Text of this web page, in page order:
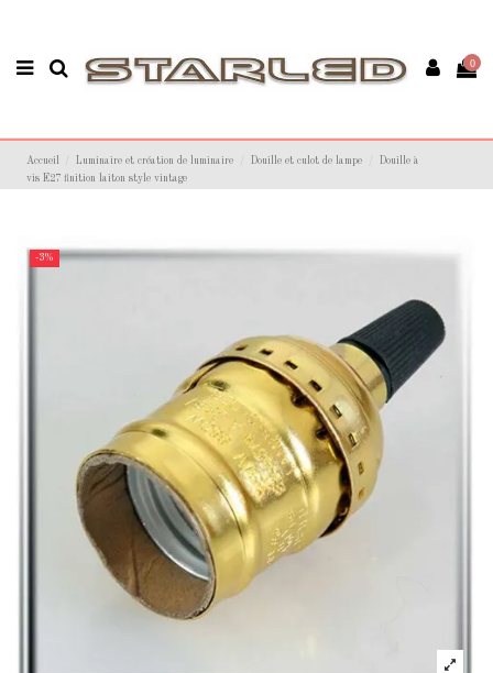
0
Accueil Luminaire et création de luminaire Douille et culot de lampe
Douille à
vis E27 finition laiton style vintage
-3%